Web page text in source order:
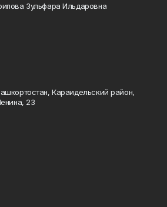
Зульфара Ильдаровна
Караидельский район,
23